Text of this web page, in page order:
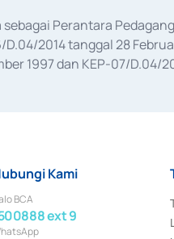
Perantara
D.04/2014 tanggal 28
1997 dan KEP-07/
Kami
BCA
ext 9